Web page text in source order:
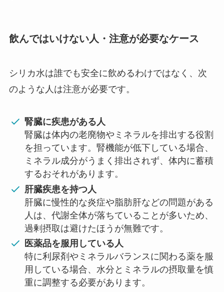
飲んではいけない人・注意が必要なケース
シリカ水は誰でも安全に飲めるわけではなく、次
のような人は注意が必要です。
腎臓に疾患がある人
腎臓は体内の老廃物やミネラルを排出する役割
を担っています。腎機能が低下している場合、
ミネラル成分がうまく排出されず、体内に蓄積
するおそれがあります。
肝臓疾患を持つ人
肝臓に慢性的な炎症や脂肪肝などの問題がある
人は、代謝全体が落ちていることが多いため、
過剰摂取は避けたほうが無難です。
医薬品を服用している人
特に利尿剤やミネラルバランスに関わる薬を服
用している場合、水分とミネラルの摂取量を慎
重に調整する必要があります。